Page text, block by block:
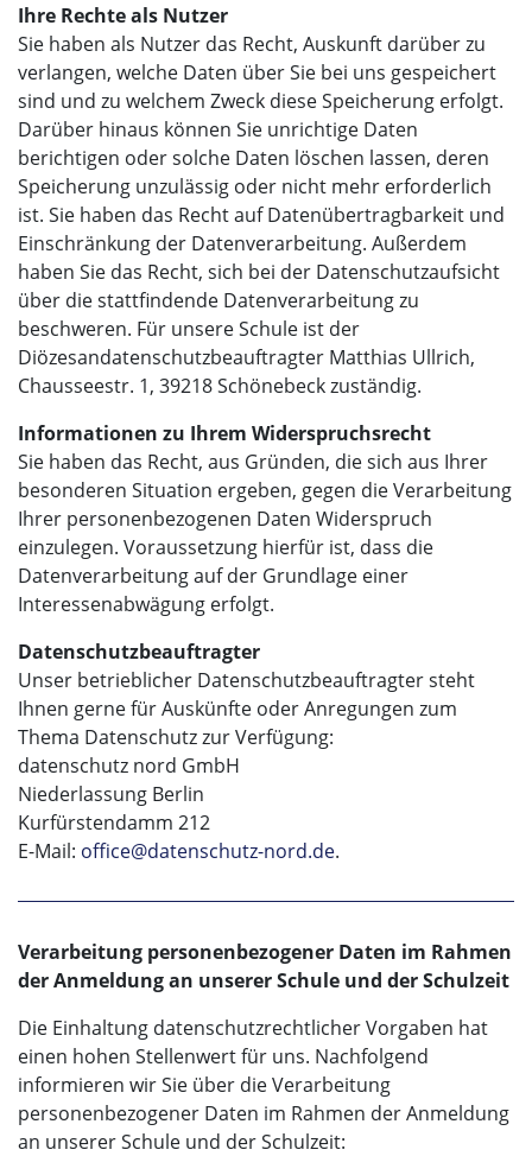
Ihre Rechte als Nutzer
Sie haben als Nutzer das Recht, Auskunft darüber zu
verlangen, welche Daten über Sie bei uns gespeichert
sind und zu welchem Zweck diese Speicherung erfolgt.
Darüber hinaus können Sie unrichtige Daten
berichtigen oder solche Daten löschen lassen, deren
Speicherung unzulässig oder nicht mehr erforderlich
ist. Sie haben das Recht auf Datenübertragbarkeit und
Einschränkung der Datenverarbeitung. Außerdem
haben Sie das Recht, sich bei der Datenschutzaufsicht
über die stattfindende Datenverarbeitung zu
beschweren. Für unsere Schule ist der
Diözesandatenschutzbeauftragter Matthias Ullrich,
Chausseestr. 1, 39218 Schönebeck zuständig.
Informationen zu Ihrem Widerspruchsrecht
Sie haben das Recht, aus Gründen, die sich aus Ihrer
besonderen Situation ergeben, gegen die Verarbeitung
Ihrer personenbezogenen Daten Widerspruch
einzulegen. Voraussetzung hierfür ist, dass die
Datenverarbeitung auf der Grundlage einer
Interessenabwägung erfolgt.
Datenschutzbeauftragter
Unser betrieblicher Datenschutzbeauftragter steht
Ihnen gerne für Auskünfte oder Anregungen zum
Thema Datenschutz zur Verfügung:
datenschutz nord GmbH
Niederlassung Berlin
Kurfürstendamm 212
E-Mail: office@datenschutz-nord.de.
Verarbeitung personenbezogener Daten im Rahmen
der Anmeldung an unserer Schule und der Schulzeit
Die Einhaltung datenschutzrechtlicher Vorgaben hat
einen hohen Stellenwert für uns. Nachfolgend
informieren wir Sie über die Verarbeitung
personenbezogener Daten im Rahmen der Anmeldung
an unserer Schule und der Schulzeit: